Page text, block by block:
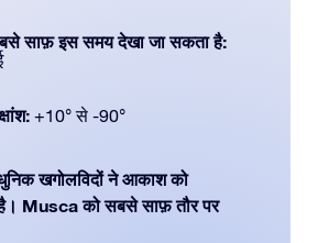
साफ़ इस समय देखा जा सकता है:
+10° से -90°
खगोलविदों ने आकाश को
है। Musca को सबसे साफ़ तौर पर